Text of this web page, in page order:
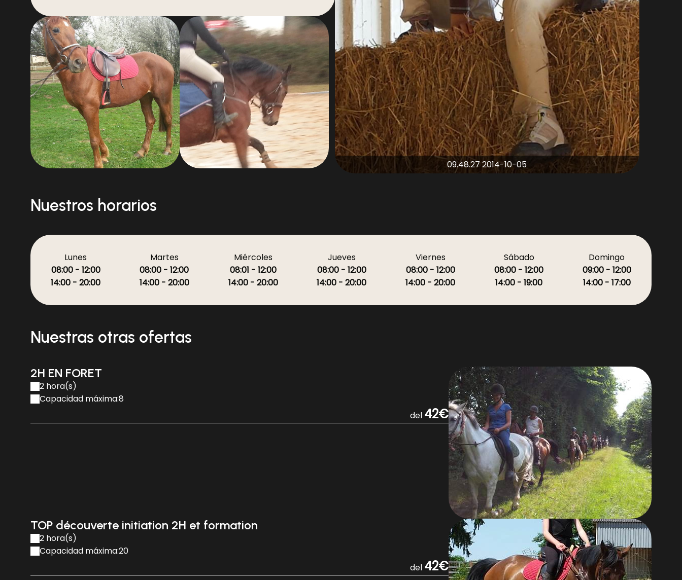
2014-10-05 09.48.27
20131221_153807
Nuestros horarios
Lunes
08:00 - 12:00
14:00 - 20:00
Martes
08:00 - 12:00
14:00 - 20:00
Miércoles
08:01 - 12:00
14:00 - 20:00
Jueves
08:00 - 12:00
14:00 - 20:00
Viernes
08:00 - 12:00
14:00 - 20:00
Sábado
08:00 - 12:00
14:00 - 19:00
Domingo
09:00 - 12:00
14:00 - 17:00
Nuestras otras ofertas
2H EN FORET
2 hora(s)
Capacidad máxima:8
del 42€
TOP découverte initiation 2H et formation
2 hora(s)
Capacidad máxima:20
del 42€